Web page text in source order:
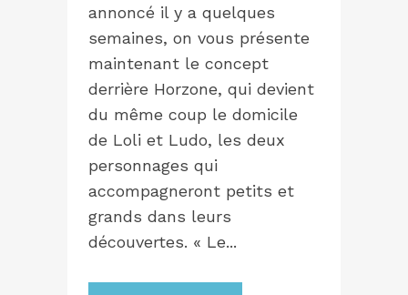
annoncé il y a quelques
semaines, on vous présente
maintenant le concept
derrière Horzone, qui devient
du même coup le domicile
de Loli et Ludo, les deux
personnages qui
accompagneront petits et
grands dans leurs
découvertes. « Le...